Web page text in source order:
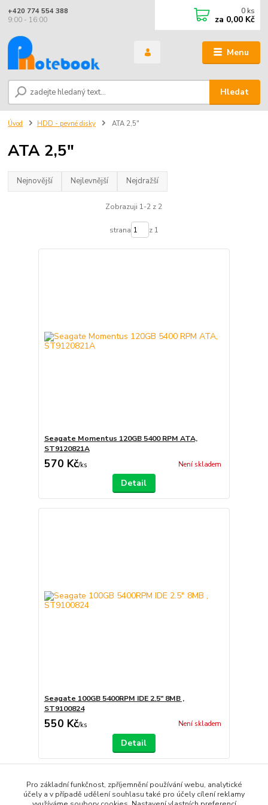
Menu
Hledat
+420 774 554 388
9:00 - 16:00
0 ks
za 0,00 Kč
Úvod HDD - pevné disky ATA 2,5"
ATA 2,5"
Nejnovější Nejlevnější Nejdražší
Zobrazuji 1-2 z 2
strana z 1
Seagate Momentus 120GB 5400 RPM ATA,
ST9120821A
570 Kč/ks Není skladem
Detail
Seagate 100GB 5400RPM IDE 2.5" 8MB ,
ST9100824
550 Kč/ks Není skladem
Detail
strana z 1
Pro základní funkčnost, zpříjemnění používání webu, analytické
účely a v případě udělení souhlasu také pro účely cílení reklamy